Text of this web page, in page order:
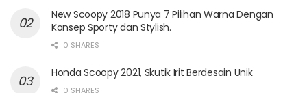
New Scoopy 2018 Punya 7 Pilihan Warna Dengan
Konsep Sporty dan Stylish.
0 SHARES
Honda Scoopy 2021, Skutik Irit Berdesain Unik
0 SHARES